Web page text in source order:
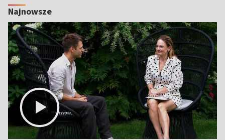
Najnowsze